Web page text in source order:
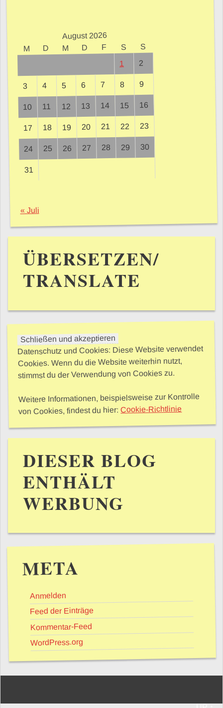
August 2026
M D M D F S S
1 2
3 4 5 6 7 8 9
10 11 12 13 14 15 16
17 18 19 20 21 22 23
24 25 26 27 28 29 30
31
« Juli
ÜBERSETZEN/
TRANSLATE
Datenschutz und Cookies: Diese Website verwendet
Cookies. Wenn du die Website weiterhin nutzt,
stimmst du der Verwendung von Cookies zu.
Weitere Informationen, beispielsweise zur Kontrolle
von Cookies, findest du hier:Cookie-Richtlinie
DIESER BLOG
ENTHÄLT
WERBUNG
META
Anmelden
Feed der Einträge
Kommentar-Feed
WordPress.org